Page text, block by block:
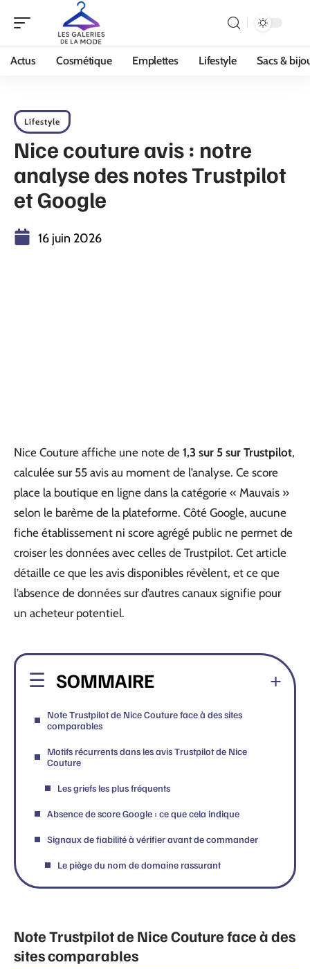
Actus Cosmétique Emplettes Lifestyle Sacs &
Lifestyle
Nice couture avis : notre
analyse des notes Trustpilot
et Google
16 juin 2026
Nice Couture affiche une note de 1,3 sur 5 sur Trustpilot,
calculée sur 55 avis au moment de l’analyse. Ce score
place la boutique en ligne dans la catégorie « Mauvais »
selon le barème de la plateforme. Côté Google, aucune
fiche établissement ni score agrégé public ne permet de
croiser les données avec celles de Trustpilot. Cet article
détaille ce que les avis disponibles révèlent, et ce que
l’absence de données sur d’autres canaux signifie pour
un acheteur potentiel.
SOMMAIRE
Note Trustpilot de Nice Couture face à des sites
comparables
Motifs récurrents dans les avis Trustpilot de Nice
Couture
Les griefs les plus fréquents
Absence de score Google : ce que cela indique
Signaux de fiabilité à vérifier avant de commander
Le piège du nom de domaine rassurant
Note Trustpilot de Nice Couture face à des
sites comparables